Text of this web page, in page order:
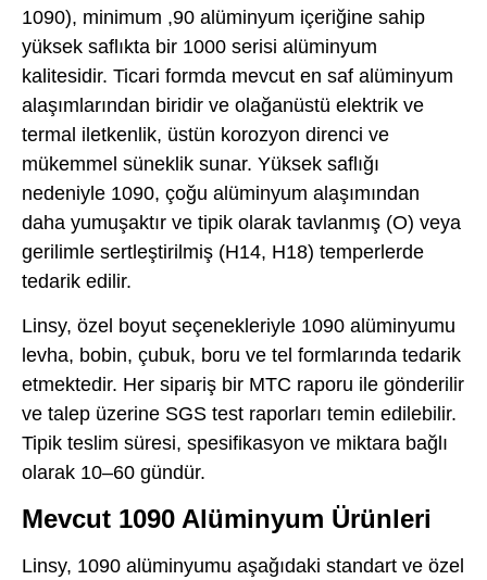
1090), minimum ,90 alüminyum içeriğine sahip
yüksek saflıkta bir 1000 serisi alüminyum
kalitesidir. Ticari formda mevcut en saf alüminyum
alaşımlarından biridir ve olağanüstü elektrik ve
termal iletkenlik, üstün korozyon direnci ve
mükemmel süneklik sunar. Yüksek saflığı
nedeniyle 1090, çoğu alüminyum alaşımından
daha yumuşaktır ve tipik olarak tavlanmış (O) veya
gerilimle sertleştirilmiş (H14, H18) temperlerde
tedarik edilir.
Linsy, özel boyut seçenekleriyle 1090 alüminyumu
levha, bobin, çubuk, boru ve tel formlarında tedarik
etmektedir. Her sipariş bir MTC raporu ile gönderilir
ve talep üzerine SGS test raporları temin edilebilir.
Tipik teslim süresi, spesifikasyon ve miktara bağlı
olarak 10–60 gündür.
Mevcut 1090 Alüminyum Ürünleri
Linsy, 1090 alüminyumu aşağıdaki standart ve özel